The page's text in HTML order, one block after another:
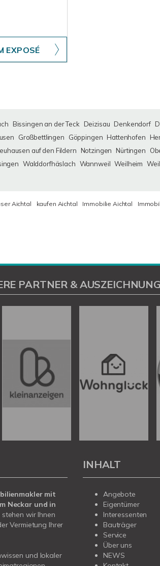
EXPOSÉ
Bissingen an der Teck Deizisau Denkendorf
Großbettlingen Göppingen Hattenhofen
auf den Fildern Notzingen Nürtingen
Walddorfhäslach Wannweil Weilheim
Aichtal kaufen Aichtal Immobilie Aichtal
PARTNER &
mit
Neckar und in
stehen wir Ihnen
Vermietung Ihrer
und lokaler
INHALT
Angebote
Eigentümer
Interessenten
Bauträger
Service
Über uns
NEWS